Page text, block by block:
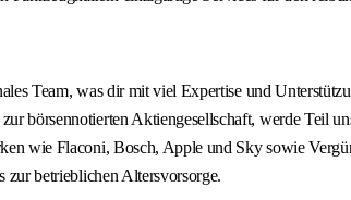
Team, was dir mit viel Expertise und
börsennotierten Aktiengesellschaft, werde Teil
wie Flaconi, Bosch, Apple und Sky sowie
zur betrieblichen Altersvorsorge.